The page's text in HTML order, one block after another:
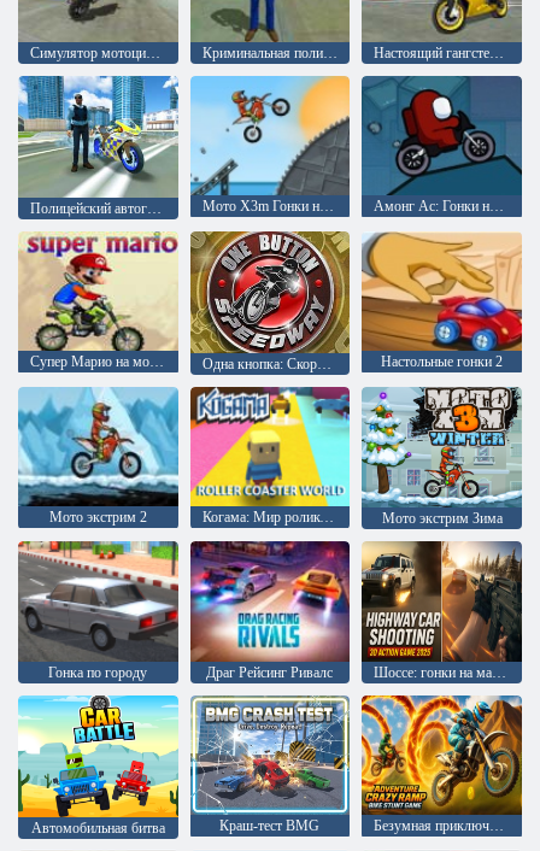
Симулятор мотоцикла: Гонки и трюки Криминальная полиция города: Симулятор вождения полицейского автомобиля Настоящий гангстер: Симулятор большого города
Мото X3m Гонки на мотоциклах Амонг Ас: Гонки на мотоциклах
Супер Марио на мотоцикле Одна кнопка: Скоростная гонка Настольные гонки 2
Мото экстрим 2 Когама: Мир роликовых машин Мото экстрим Зима
Гонка по городу Драг Рейсинг Ривалс Шоссе: гонки на машинах 3D экшен 2025
Автомобильная битва Краш-тест BMG Безумная приключенческая игра с трюками на рамп-байке